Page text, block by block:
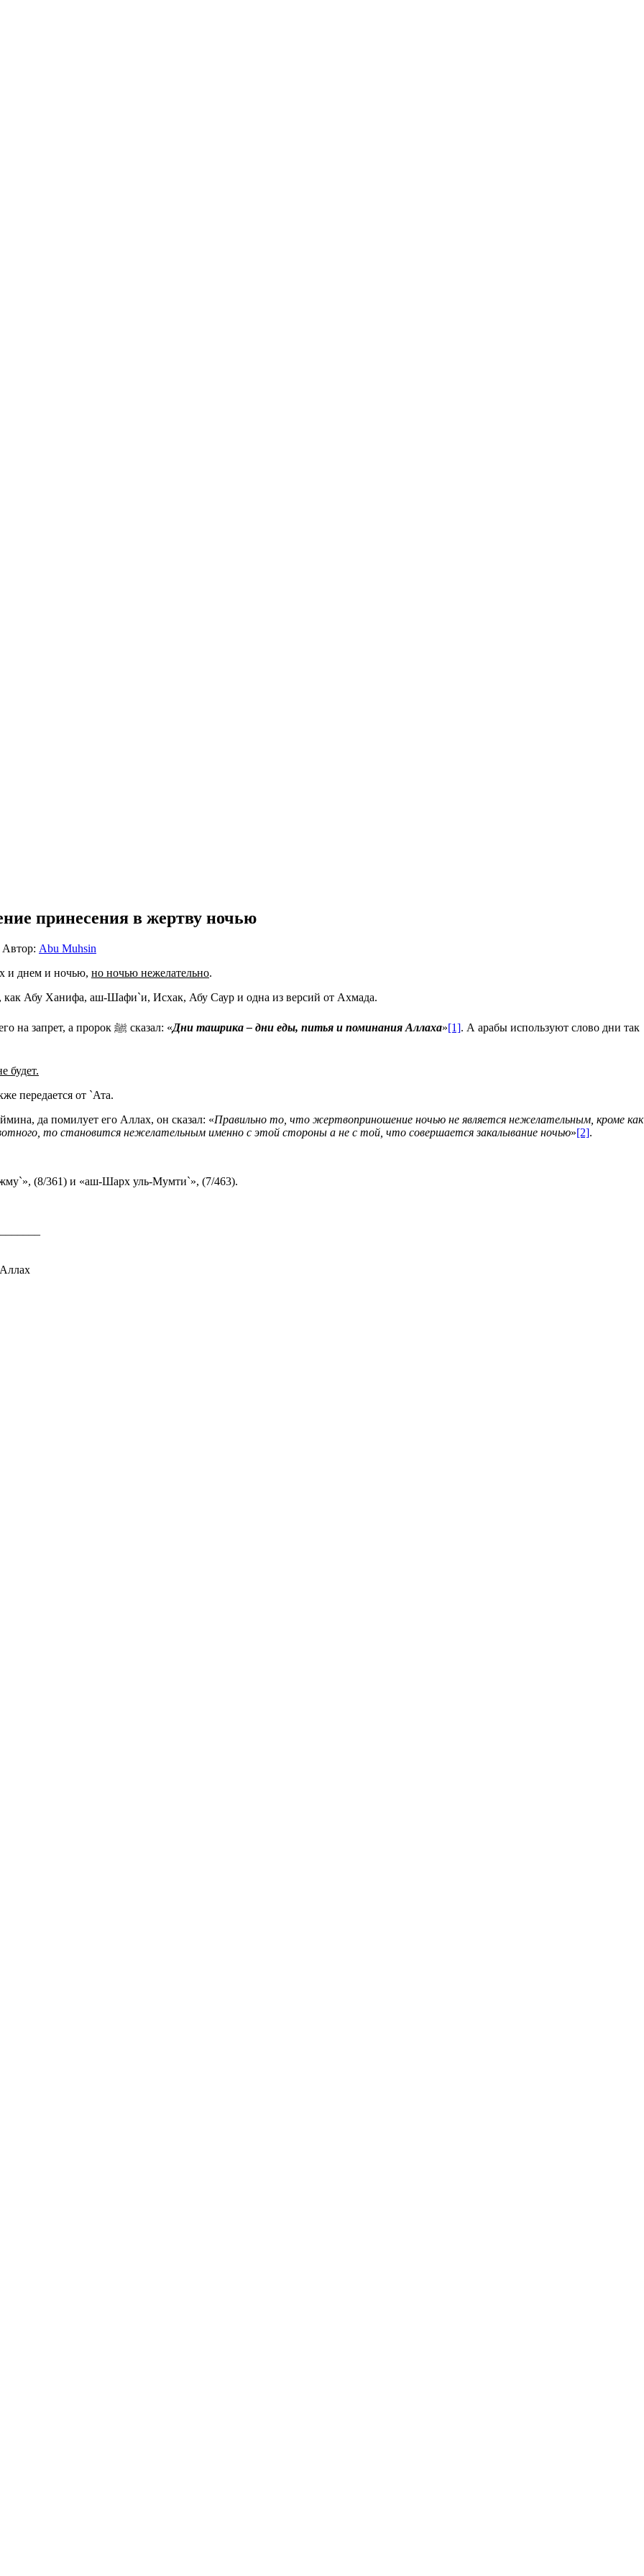
принесения в жертву ночью
Автор: Abu Muhsin
и днем и ночью, но ночью нежелательно.
как Абу Ханифа, аш-Шафи`и, Исхак, Абу Саур и одна из версий от Ахмада.
Их доводы – отсутствие какого-либо доказательства, указывающего на запрет, а пророк ﷺ сказал: «Дни ташрика – дни еды, питья и поминания Аллаха»[1]. А арабы используют слово дни так
будет.
передается от `Ата.
да помилует его Аллах, он сказал: «Правильно то, что жертвоприношение ночью не является нежелательным, кроме как
то становится нежелательным именно с этой стороны а не с той, что совершается закалывание ночью»[2].
(8/361) и «аш-Шарх уль-Мумти`», (7/463).